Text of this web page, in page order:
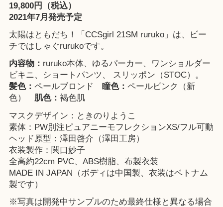
19,800円（税込）
2021年7月発売予定
太陽はともだち！「CCSgirl 21SM ruruko」は、ビー
チではしゃぐrurukoです。
内容物： ruruko本体、ゆるパーカー、ワンショルダー
ビキニ、ショートパンツ、 スリッポン（STOC）。
髪色： ペールブロンド 瞳色： ペールピンク（新
色） 肌色： 褐色肌
マスクデザイン：ときのりようこ
素体：PW別注ピュアニーモフレクションXS/フル可動
ヘッド原型：澤田啓介（澤田工房）
衣装製作：関口妙子
全高約22cm PVC、ABS樹脂、布製衣装
MADE IN JAPAN（ボディは中国製、衣装はベトナム
製です）
※写真は開発中サンプルのため最終仕様と異なる場合